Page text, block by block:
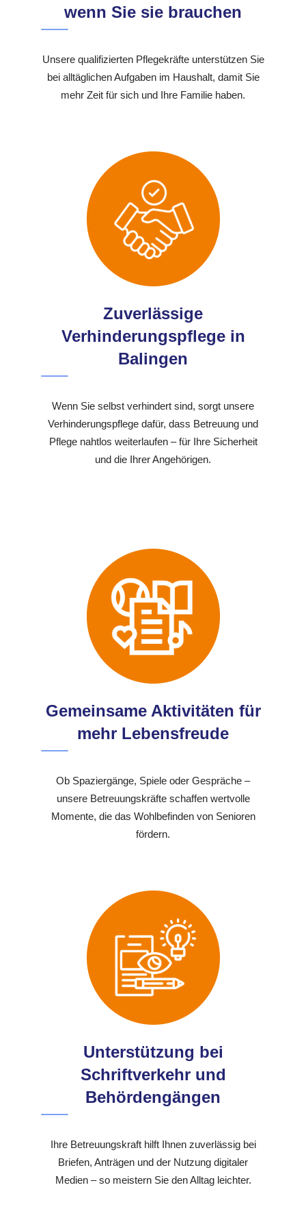
wenn Sie sie brauchen
Unsere qualifizierten Pflegekräfte unterstützen Sie
bei alltäglichen Aufgaben im Haushalt, damit Sie
mehr Zeit für sich und Ihre Familie haben.
Zuverlässige
Verhinderungspflege in
Balingen
Wenn Sie selbst verhindert sind, sorgt unsere
Verhinderungspflege dafür, dass Betreuung und
Pflege nahtlos weiterlaufen – für Ihre Sicherheit
und die Ihrer Angehörigen.
Gemeinsame Aktivitäten für
mehr Lebensfreude
Ob Spaziergänge, Spiele oder Gespräche –
unsere Betreuungskräfte schaffen wertvolle
Momente, die das Wohlbefinden von Senioren
fördern.
Unterstützung bei
Schriftverkehr und
Behördengängen
Ihre Betreuungskraft hilft Ihnen zuverlässig bei
Briefen, Anträgen und der Nutzung digitaler
Medien – so meistern Sie den Alltag leichter.